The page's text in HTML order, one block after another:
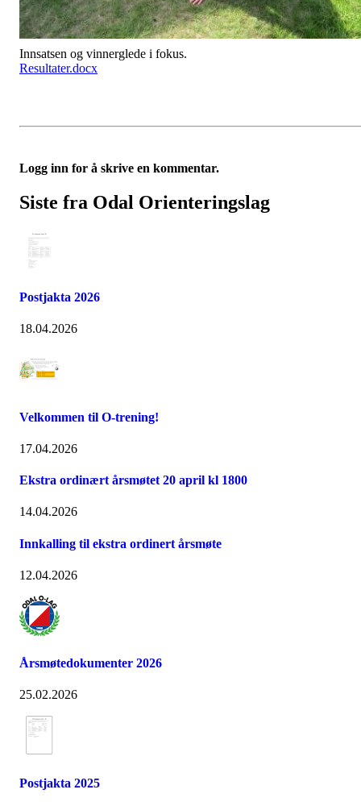
Innsatsen og vinnerglede i fokus.
Resultater.docx
Logg inn for å skrive en kommentar.
Siste fra Odal Orienteringslag
Postjakta 2026
18.04.2026
Velkommen til O-trening!
17.04.2026
Ekstra ordinært årsmøtet 20 april kl 1800
14.04.2026
Innkalling til ekstra ordinert årsmøte
12.04.2026
Årsmøtedokumenter 2026
25.02.2026
Postjakta 2025